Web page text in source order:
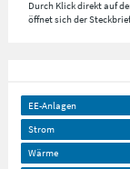
Durch Klick direkt auf
öffnet sich der
EE-Anlagen
Strom
Wärme